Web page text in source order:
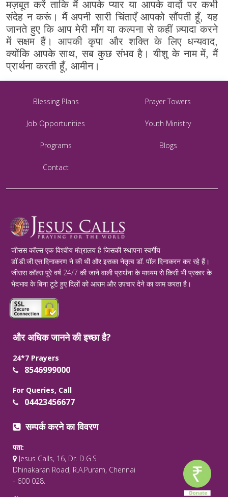
मज़बूत करें ताकि मैं आपके प्यार या आपके वादों पर कभी
संदेह न करूं। मैं अपनी सारी चिंताएँ आपको सौंपती हूँ, यह
जानते हुए कि आप मेरी माँग या कल्पना से कहीं ज़्यादा करने
में सक्षम हैं। आपकी कृपा और शक्ति के लिए धन्यवाद,
क्योंकि आपके साथ, सब कुछ संभव है। यीशु के नाम में, मैं
प्रार्थना करती हूँ, आमीन।
Blessing Plans Prayer Towers
Job Opportunities Youth Ministry
Programs Blogs
Contact
जीसस कॉल्स एक विश्वीय मंत्रालय है जिसकी स्थापना स्वर्गीय
डॉ.डी.जी.एस.दिनाकरण ने की थी और इसका नेतृत्व डॉ. पॉल दिनाकरन कर रहे हैं।
जीसस कॉल्स पूरे वर्ष 24/7 की जाने वाली प्रार्थना के माध्यम से किसी भी प्रकार के
भेदभाव के बिना टूटे हुए दिलों को आराम और उपचार देने का काम करता है।
और अधिक जानने की इच्छा है?
24*7 Prayers
8546999000
For Queries, Call
04423456677
सम्पर्क करने का विवरण
पता:
Jesus Calls, 16, Dr. D.G.S
Dhinakaran Road, R.A.Puram, Chennai
- 600 028.